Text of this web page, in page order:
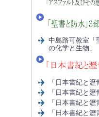
中島路可教室「
の化学と生物」
「日本書紀と
「日本書紀と
「日本書紀と
「日本書紀と